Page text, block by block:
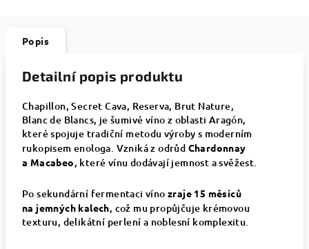
Popis
Detailní popis produktu
Chapillon, Secret Cava, Reserva, Brut Nature,
Blanc de Blancs, je šumivé víno z oblasti Aragón,
které spojuje tradiční metodu výroby s moderním
rukopisem enologa. Vzniká z odrůd Chardonnay
a Macabeo, které vínu dodávají jemnost a svěžest.
Po sekundární fermentaci víno zraje 15 měsíců
na jemných kalech, což mu propůjčuje krémovou
texturu, delikátní perlení a noblesní komplexitu.